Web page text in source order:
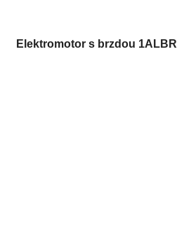
Elektromotor s brzdou 1ALBR